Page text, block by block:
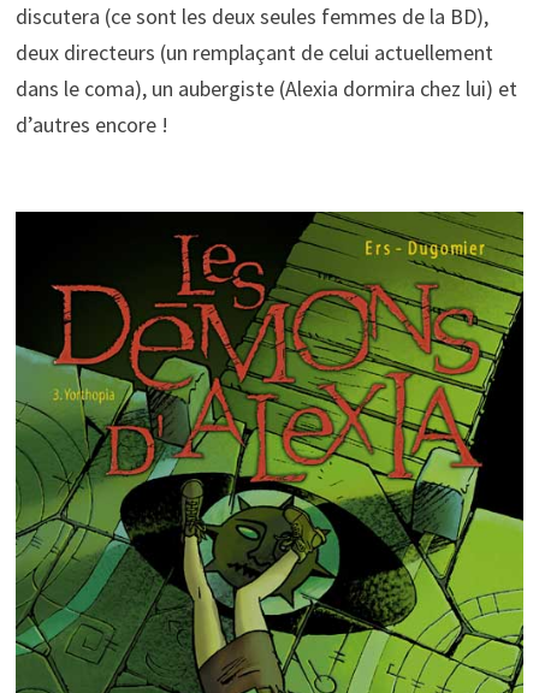
discutera (ce sont les deux seules femmes de la BD),
deux directeurs (un remplaçant de celui actuellement
dans le coma), un aubergiste (Alexia dormira chez lui) et
d’autres encore !